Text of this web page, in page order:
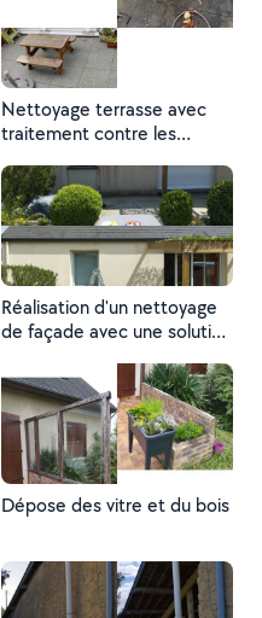
Nettoyage terrasse avec
traitement contre les
Réalisation d'un nettoyage
de façade avec une solution
destiné à assainir les
supports contaminés par les
micros organismes et à
empêcher toute
germination de végétaux
parasites
Dépose des vitre et du bois